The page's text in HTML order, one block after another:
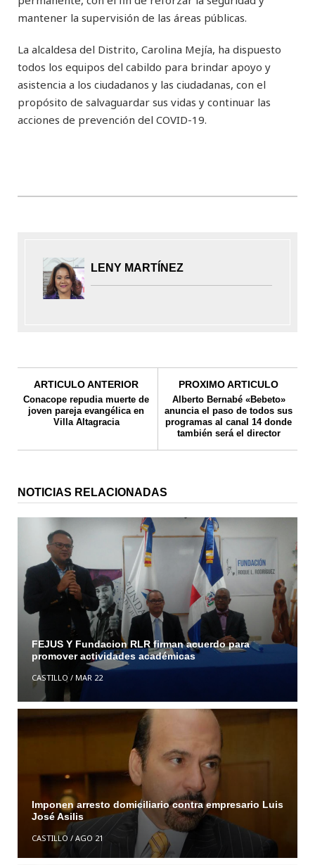
mantener la supervisión de las áreas públicas.
La alcaldesa del Distrito, Carolina Mejía, ha dispuesto
todos los equipos del cabildo para brindar apoyo y
asistencia a los ciudadanos y las ciudadanas, con el
propósito de salvaguardar sus vidas y continuar las
acciones de prevención del COVID-19.
LENY MARTÍNEZ
ARTICULO ANTERIOR
Conacope repudia muerte de
joven pareja evangélica en
Villa Altagracia
PROXIMO ARTICULO
Alberto Bernabé «Bebeto»
anuncia el paso de todos sus
programas al canal 14 donde
también será el director
NOTICIAS RELACIONADAS
FEJUS Y Fundacion RLR firman acuerdo para
promover actividades académicas
CASTILLO/ MAR 22
Imponen arresto domiciliario contra empresario Luis
José Asilis
CASTILLO / AGO 21